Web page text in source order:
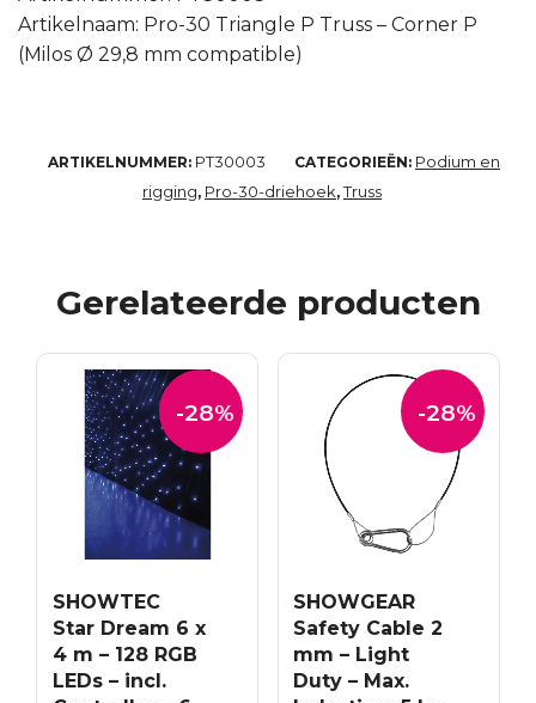
Artikelnaam: Pro-30 Triangle P Truss – Corner P
(Milos Ø 29,8 mm compatible)
ARTIKELNUMMER: PT30003 CATEGORIEËN: Podium en
rigging, Pro-30-driehoek,Truss
Gerelateerde producten
-28%
SHOWTEC
Star Dream 6 x
4 m – 128 RGB
LEDs – incl.
-28%
SHOWGEAR
Safety Cable 2
mm – Light
Duty – Max.